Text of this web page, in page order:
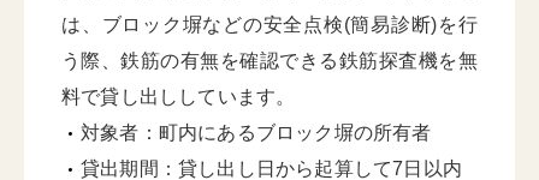
は、ブロック塀などの安全点検(簡易診断)を行
う際、鉄筋の有無を確認できる鉄筋探査機を無
料で貸し出ししています。
対象者：町内にあるブロック塀の所有者
貸出期間：貸し出し日から起算して7日以内